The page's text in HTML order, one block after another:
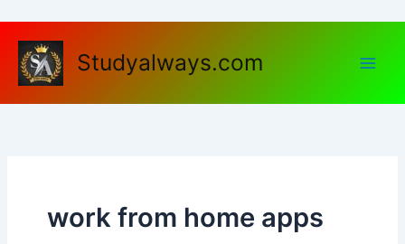
content
Studyalways.com
work from home apps